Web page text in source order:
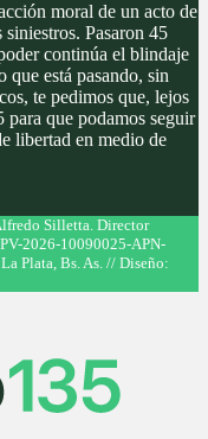
moral de un acto de
Pasaron 45
continúa el blindaje
que está pasando, sin
te pedimos que, lejos
que podamos seguir
libertad en medio de
Silletta. Director
2026-10090025-APN-
Plata, Bs. As. // Diseño: